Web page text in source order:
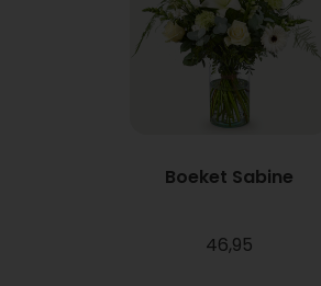
Boeket Sabine
46,95